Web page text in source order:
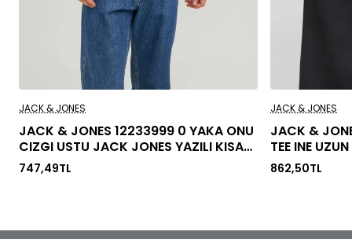
JACK & JONES
JACK & JONES 12233999 0 YAKA ONU
CIZGI USTU JACK JONES YAZILI KISA
KOL %100 COTON TSHIRT
747,49TL
JACK & JONES
JACK &
TEE INE
862,50TL